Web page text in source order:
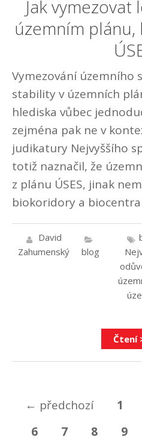
Jak vymezovat
územním plánu,
Vymezování územního
stability v územních
hlediska vůbec
zejména pak ne v
judikatury Nejvyššího
totiž naznačil, že
z plánu ÚSES, jinak
biokoridory a
David
Zahumenský
blog
Čtení
← předchozí 1
6
7 8 9